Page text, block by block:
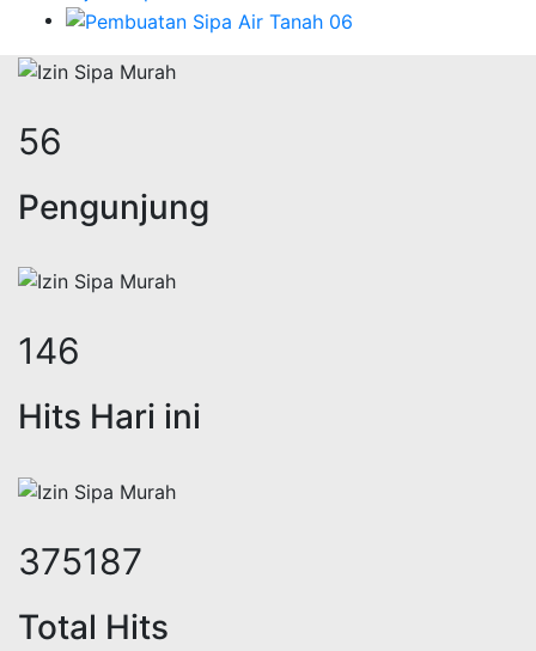
74
Pengunjung
191
Hits Hari ini
493144
Total Hits